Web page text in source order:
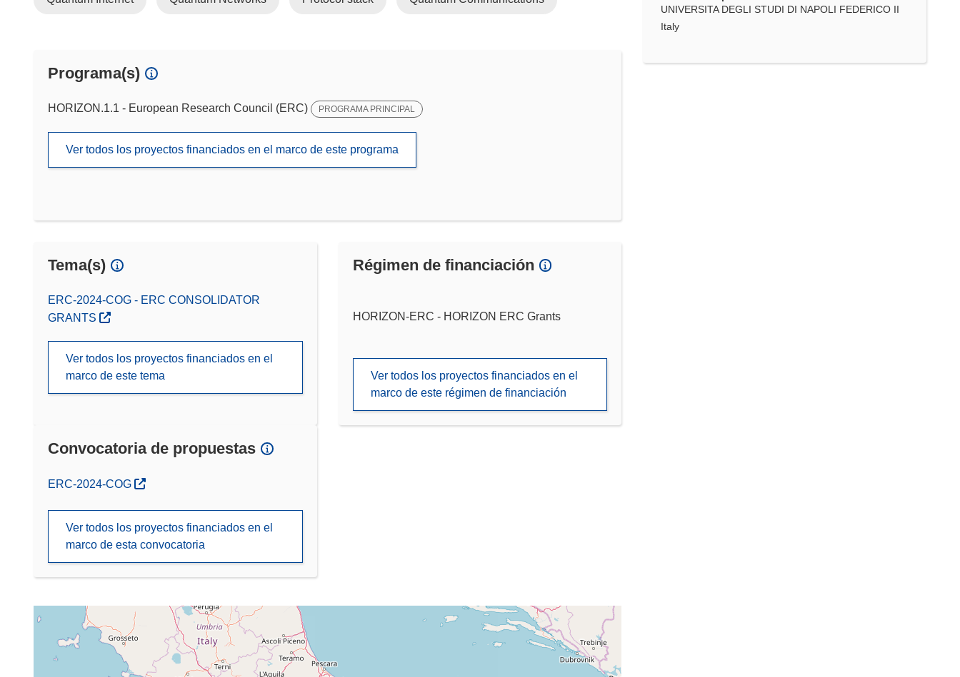
UNIVERSITA DEGLI STUDI DI NAPOLI FEDERICO II
Italy
Programa(s)
HORIZON.1.1 - European Research Council (ERC) PROGRAMA PRINCIPAL
Ver todos los proyectos financiados en el marco de este programa
Tema(s)
ERC-2024-COG - ERC CONSOLIDATOR
GRANTS
Ver todos los proyectos financiados en el
marco de este tema
Régimen de financiación
HORIZON-ERC - HORIZON ERC Grants
Ver todos los proyectos financiados en el
marco de este régimen de financiación
Convocatoria de propuestas
(se abrirá en una nueva ventana)
ERC-2024-COG
Ver todos los proyectos financiados en el
marco de esta convocatoria